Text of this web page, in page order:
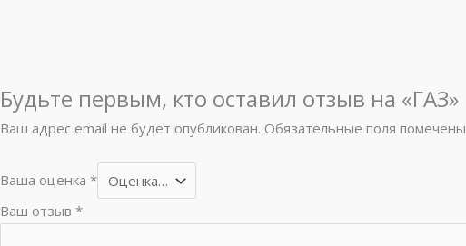
Будьте первым, кто оставил отзыв на «ГАЗ»
Ваш адрес email не будет опубликован. Обязательные поля помечены
Ваша оценка *
Ваш отзыв *